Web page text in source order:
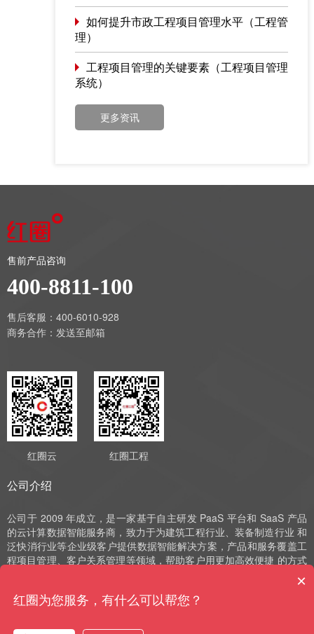
如何提升市政工程项目管理水平（工程管
理）
工程项目管理的关键要素（工程项目管理
系统）
更多资讯
售前产品咨询
400-8811-100
售后客服：400-6010-928
商务合作： 发送至邮箱
红圈云 红圈工程
公司介绍
公司于 2009 年成立，是一家基于自主研发 PaaS 平台和 SaaS 产品
的云计算数据智能服务商，致力于为建筑工程行业、装备制造行业 和
泛快消行业等企业级客户提供数据智能解决方案，产品和服务覆盖工
程项目管理、客户关系管理等领域，帮助客户用更加高效便捷 的方式
实现数字化运营、管理和决策。公司深耕 SaaS 领域十余年，始终以
自主研发作为发展的驱动力，并获评国家高新技术企业、中 关村高新
技术企业、北京市“专精特新”小巨人和北京市“专精特新”中小企业等荣
×
红圈为您服务，有什么可以帮您？